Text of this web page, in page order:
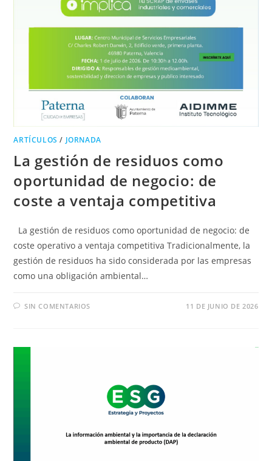
ARTÍCULOS / JORNADA
La gestión de residuos como
oportunidad de negocio: de
coste a ventaja competitiva
La gestión de residuos como oportunidad de negocio: de
coste operativo a ventaja competitiva Tradicionalmente, la
gestión de residuos ha sido considerada por las empresas
como una obligación ambiental…
SIN COMENTARIOS 11 DE JUNIO DE 2026